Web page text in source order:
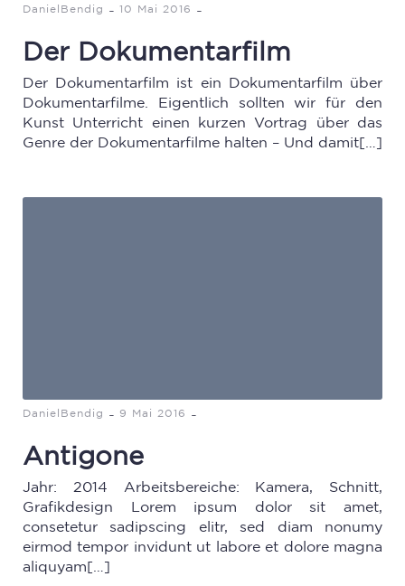
DanielBendig - 10 Mai 2016 -
Der Dokumentarfilm
Der Dokumentarfilm ist ein Dokumentarfilm über
Dokumentarfilme. Eigentlich sollten wir für den
Kunst Unterricht einen kurzen Vortrag über das
Genre der Dokumentarfilme halten – Und damit[…]
DanielBendig - 9 Mai 2016 -
Antigone
Jahr: 2014 Arbeitsbereiche: Kamera, Schnitt,
Grafikdesign Lorem ipsum dolor sit amet,
consetetur sadipscing elitr, sed diam nonumy
eirmod tempor invidunt ut labore et dolore magna
aliquyam[…]